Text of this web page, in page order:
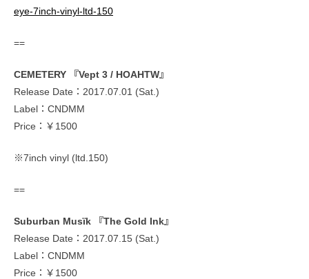
eye-7inch-vinyl-ltd-150
==
CEMETERY 『Vept 3 / HOAHTW』
Release Date：2017.07.01 (Sat.)
Label：CNDMM
Price：￥1500
※7inch vinyl (ltd.150)
==
Suburban Musïk 『The Gold Ink』
Release Date：2017.07.15 (Sat.)
Label：CNDMM
Price：￥1500